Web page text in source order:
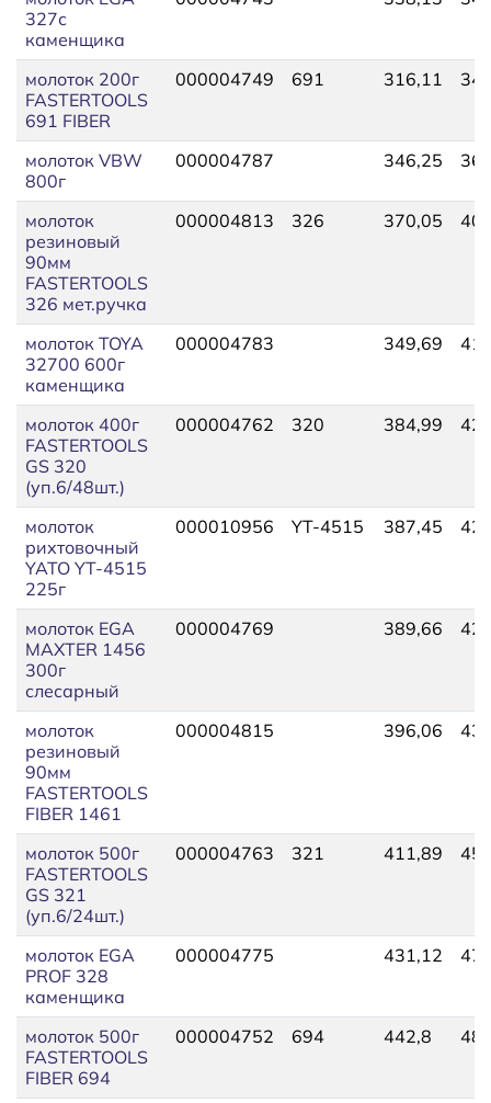
327с
каменщика
молоток 200г
FASTERTOOLS
691 FIBER
000004749 691 316,11
молоток VBW
800г
000004787 346,25
молоток
резиновый
90мм
FASTERTOOLS
326 мет.ручка
000004813 326 370,05
молоток TOYA
32700 600г
каменщика
000004783 349,69
молоток 400г
FASTERTOOLS
GS 320
(уп.6/48шт.)
000004762 320 384,99
молоток
рихтовочный
YATO YT-4515
225г
000010956 YT-4515 387,45
молоток EGA
MAXTER 1456
300г
слесарный
000004769 389,66
молоток
резиновый
90мм
FASTERTOOLS
FIBER 1461
000004815 396,06
молоток 500г
FASTERTOOLS
GS 321
(уп.6/24шт.)
000004763 321 411,89
молоток EGA
PROF 328
каменщика
000004775 431,12
молоток 500г
FASTERTOOLS
FIBER 694
000004752 694 442,8